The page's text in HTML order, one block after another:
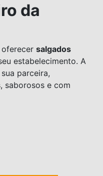
da
salgados
estabelecimento. A
parceira,
saborosos e com